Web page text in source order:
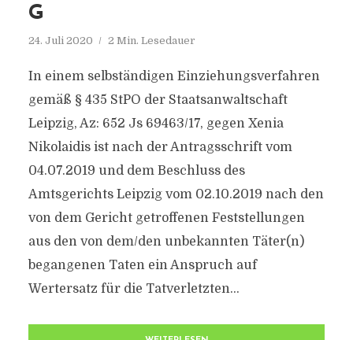
24. Juli 2020 2 Min. Lesedauer
In einem selbständigen Einziehungsverfahren
gemäß § 435 StPO der Staatsanwaltschaft
Leipzig, Az: 652 Js 69463/17, gegen Xenia
Nikolaidis ist nach der Antragsschrift vom
04.07.2019 und dem Beschluss des
Amtsgerichts Leipzig vom 02.10.2019 nach den
von dem Gericht getroffenen Feststellungen
aus den von dem/den unbekannten Täter(n)
begangenen Taten ein Anspruch auf
Wertersatz für die Tatverletzten...